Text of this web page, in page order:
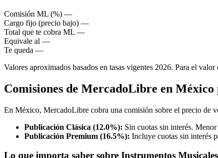
Comisión ML (%) —
Cargo fijo (precio bajo) —
Total que te cobra ML —
Equivale al —
Te queda —
Valores aproximados basados en tasas vigentes 2026. Para el
Comisiones de MercadoLibre en
En México, MercadoLibre cobra una comisión sobre el precio de
Publicación Clásica (12.0%): Sin cuotas sin interés.
Publicación Premium (16.5%): Incluye cuotas sin interés
Lo que importa saber sobre Instrumentos Musicales